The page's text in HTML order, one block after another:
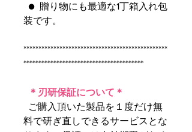
● 贈り物にも最適な1丁箱入れ包
装です。
************************************************
****************************************
＊刃研保証について＊
ご購入頂いた製品を１度だけ無
料で研ぎ直しできるサービスとな